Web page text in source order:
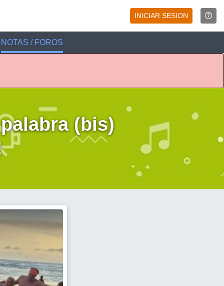
INICIAR SESION
NOTAS / FOROS
(bis)